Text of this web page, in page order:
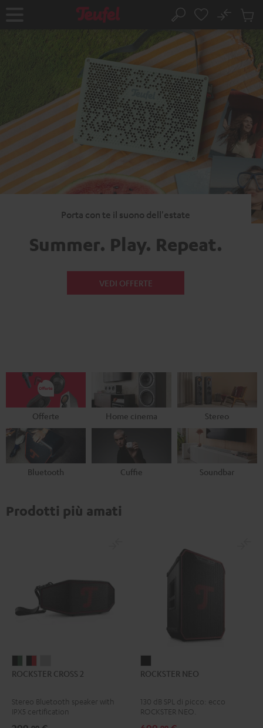
Pagina
Cerca
No
nel
Porta con te il suono dell'estate
Summer. Play. Repeat.
VEDI OFFERTE
Offerte Home cinema Stereo
Bluetooth Cuffie Soundbar
Prodotti più amati
CROSS
Black
&
CROSS
Nero
&
CROSS
Light
Gray
ROCKSTER CROSS 2
Stereo Bluetooth speaker with
IPX5 certification
NEO
ROCKSTER NEO
130 dB SPL di picco: ecco
ROCKSTER NEO.